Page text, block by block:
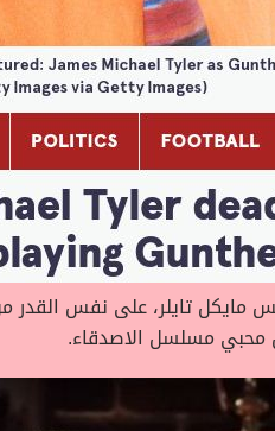
مايكل تايلر، على نفس
محبي مسلسل الاصدقاء.